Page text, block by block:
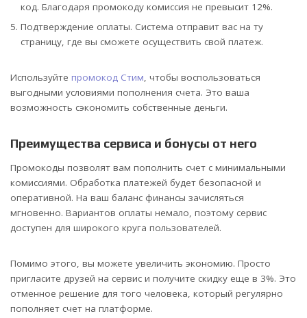
код. Благодаря промокоду комиссия не превысит 12%.
Подтверждение оплаты. Система отправит вас на ту
страницу, где вы сможете осуществить свой платеж.
Используйте промокод Стим, чтобы воспользоваться
выгодными условиями пополнения счета. Это ваша
возможность сэкономить собственные деньги.
Преимущества сервиса и бонусы от него
Промокоды позволят вам пополнить счет с минимальными
комиссиями. Обработка платежей будет безопасной и
оперативной. На ваш баланс финансы зачисляться
мгновенно. Вариантов оплаты немало, поэтому сервис
доступен для широкого круга пользователей.
Помимо этого, вы можете увеличить экономию. Просто
пригласите друзей на сервис и получите скидку еще в 3%. Это
отменное решение для того человека, который регулярно
пополняет счет на платформе.